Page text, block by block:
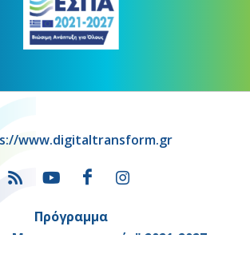
www.digitaltransform.gr
Πρόγραμμα
Μετασχηματισμός" 2021-2027